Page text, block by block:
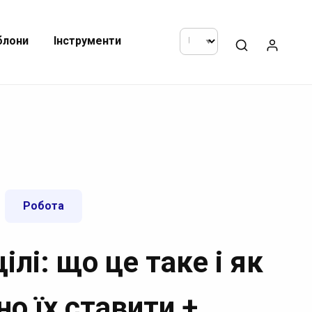
Інструменти
Робота
що це таке і як